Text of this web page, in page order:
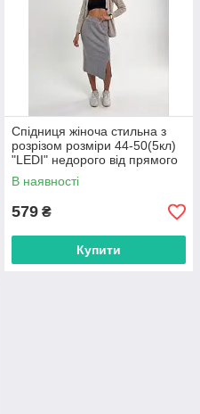
Спідниця жіноча стильна з
розрізом розміри 44-50(5кл)
"LEDI" недорого від прямого
постачальника
В наявності
579 ₴
Купити